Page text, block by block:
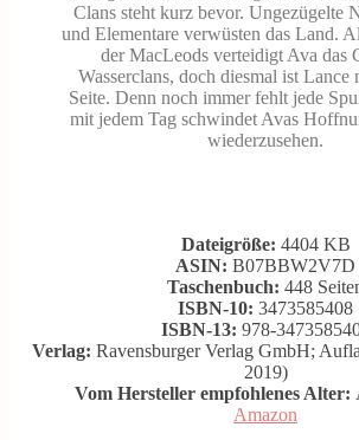
Clans steht kurz bevor. Ungezügelte
und Elementare verwüsten das Land.
der MacLeods verteidigt Ava das
Wasserclans, doch diesmal ist Lance
Seite. Denn noch immer fehlt jede
mit jedem Tag schwindet Avas
wiederzusehen.
Dateigröße: 4404 KB
ASIN: B07BBW2V7D
Taschenbuch: 448
ISBN-10: 3473585408
ISBN-13: 978-
Verlag: Ravensburger Verlag GmbH;
2019)
Vom Hersteller empfohlenes Alter:
Amazon